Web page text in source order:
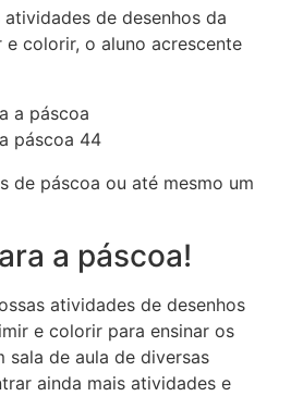
de desenhos da
e colorir, o aluno acrescente
páscoa 44
de páscoa ou até mesmo um
a páscoa!
atividades de desenhos
e colorir para ensinar os
sala de aula de diversas
ainda mais atividades e